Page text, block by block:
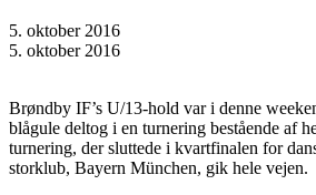
5. oktober 2016
5. oktober 2016
Brøndby IF’s U/13-hold var i denne
blågule deltog i en turnering bestående af
turnering, der sluttede i kvartfinalen for
storklub, Bayern München, gik hele vejen.